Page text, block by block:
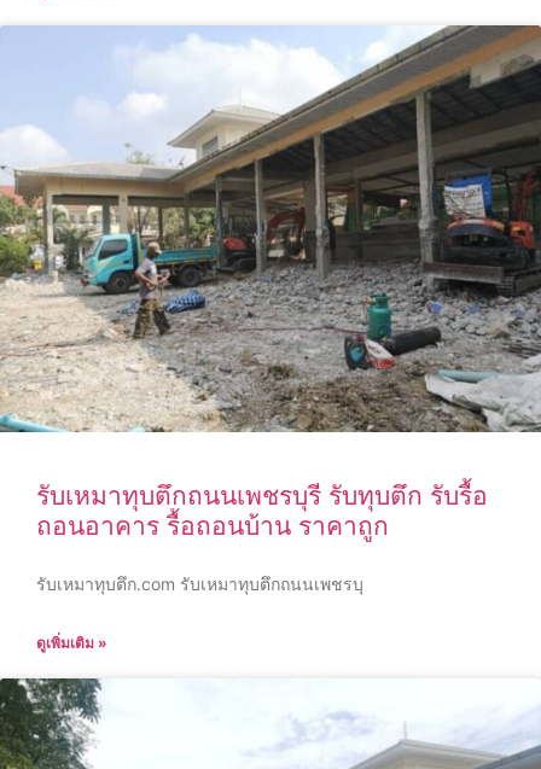
รับเหมาทุบตึกถนนเพชรบุรี รับทุบตึก รับรื้อ
ถอนอาคาร รื้อถอนบ้าน ราคาถูก
รับเหมาทุบตึก.com รับเหมาทุบตึกถนนเพชรบุ
ดูเพิ่มเติม »